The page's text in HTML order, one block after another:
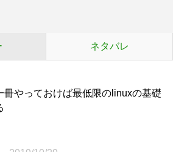
ネタバレ
冊やっておけば最低限のlinuxの基礎